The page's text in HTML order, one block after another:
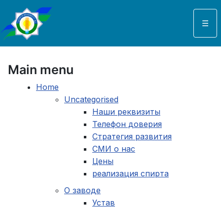
☰
Main menu
Home
Uncategorised
Наши реквизиты
Телефон доверия
Стратегия развития
СМИ о нас
Цены
реализация спирта
О заводе
Устав